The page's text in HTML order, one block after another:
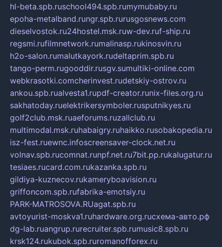
hl-beta.spb.ruschool494.spb.rumymubaby.ru
epoha-metalband.rungr.spb.rurusgosnews.com
dieselvostok.ru24hostel.msk.ruw-dev.ruf-ship.ru
regsmi.rufilmnetwork.rumalinasp.rukinosvin.ru
h2o-salon.rumalutkayork.rudeltaprim.spb.ru
tango-perm.rugooddir.rusgv.sumultiki-online.com
webkrasotki.comcherinvest.rudetskiy-ostrov.ru
ankou.spb.rualvesta1.rupdf-creator.runix-files.org.ru
sakhatoday.ruelektrikersymboler.rusputnikyes.ru
golf2club.msk.ruaeforums.ruzallclub.ru
multimodal.msk.ruhabaigry.ruhaikko.rusobakopedia.ru
isz-fest.ruewnc.infoscreensaver-clock.net.ru
volnav.spb.rucomnat.runpf.net.ru7bit.pp.rukalugatur.ru
tesiaes.rucard.com.rukazanka.spb.ru
gildiya-kuznecov.rukameryboavision.ru
griffoncom.spb.rufabrika-emotsiy.ru
PARK-MATROSOVA.RUagat.spb.ru
avtoyurist-moskva1.ruhardware.org.ruсхема-авто.рф
dg-lab.ruangrup.rurecruiter.spb.rumusic8.spb.ru
krsk124.rukubok.spb.ruromanofforex.ru